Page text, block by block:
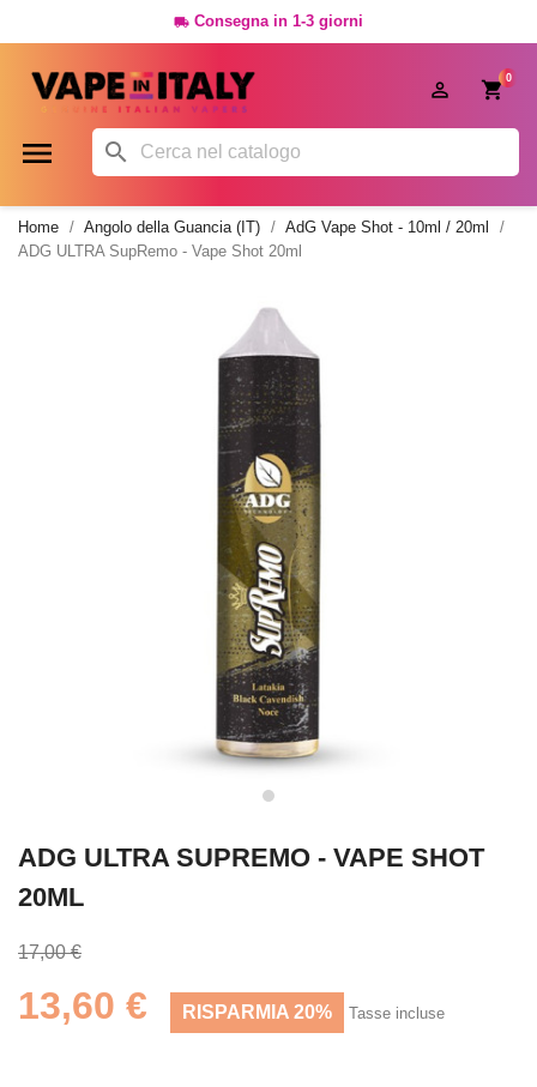
 Consegna in 1-3 giorni
0

 
Home Angolo della Guancia (IT)
AdG Vape Shot - 10ml / 20ml
ADG ULTRA SupRemo - Vape Shot 20ml
ADG ULTRA SUPREMO - VAPE SHOT
20ML
17,00 €
13,60 € RISPARMIA 20% Tasse incluse